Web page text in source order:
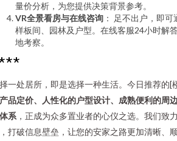
量价分析，为您提供决策背景参考。
VR全景看房与在线咨询 ： 足不出户，即
样板间、园林及户型。在线客服24小时解
地考察。
一处居所，即是选择一种生活。今日推荐的[
品定价、人性化的户型设计、成熟便利的周
系 ，正成为众多置业者的心仪之选。我们致
打破信息壁垒，让您的安家之路更加清晰、顺